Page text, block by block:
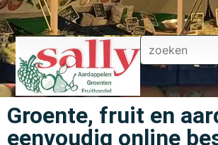
Groente, fruit en
eenvoudig online